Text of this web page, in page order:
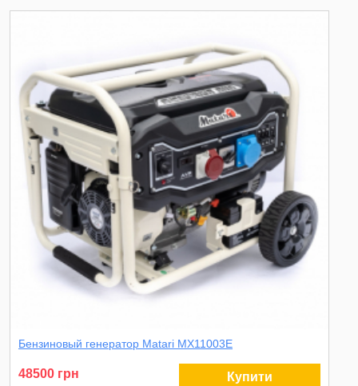
Бензиновый генератор Matari MX11003E
48500 грн Купити